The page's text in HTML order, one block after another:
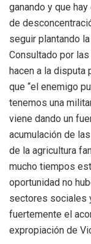
ganando y que
de
seguir plantando
Consultado por
hacen a la disputa
que “el enemigo
tenemos una
viene dando un
acumulación de
de la agricultura
mucho tiempos
oportunidad no
sectores sociales
fuertemente el
expropiación de